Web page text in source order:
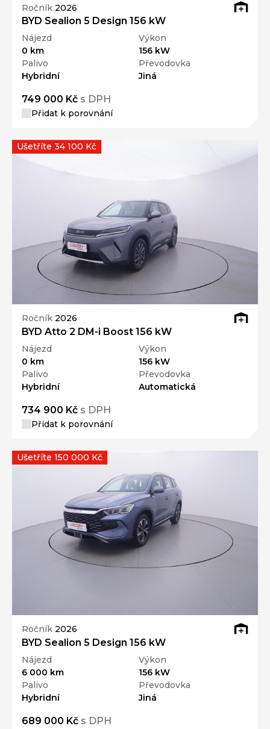
Ročník 2026
BYD Sealion 5 Design 156 kW
Nájezd
0 km
Výkon
156 kW
Palivo
Hybridní
Převodovka
Jiná
749 000 Kč s DPH
Přidat k porovnání
Ročník 2026
BYD Atto 2 DM-i Boost 156 kW
Nájezd
0 km
Výkon
156 kW
Palivo
Hybridní
Převodovka
Automatická
734 900 Kč s DPH
Přidat k porovnání
Ušetříte 34 100 Kč
Ročník 2026
BYD Sealion 5 Design 156 kW
Nájezd
6 000 km
Výkon
156 kW
Palivo
Hybridní
Převodovka
Jiná
689 000 Kč s DPH
Ušetříte 150 000 Kč